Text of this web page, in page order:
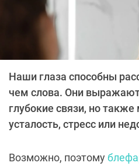
Наши глаза способны
чем слова. Они
глубокие связи, но
усталость, стресс или
Возможно, поэтому